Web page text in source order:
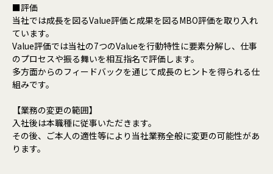
■評価
当社では成長を図るValue評価と成果を図るMBO評価を取り入れ
ています。
Value評価では当社の7つのValueを行動特性に要素分解し、仕事
のプロセスや振る舞いを相互指名で評価します。
多方面からのフィードバックを通じて成長のヒントを得られる仕
組みです。
【業務の変更の範囲】
入社後は本職種に従事いただきます。
その後、ご本人の適性等により当社業務全般に変更の可能性があ
ります。